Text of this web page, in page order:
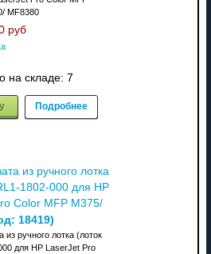
MF8380
руб
на складе: 7
Подробнее
из ручного лотка
1802-000 для HP
Color MFP M375/
18419)
из ручного лотка (лоток
для HP LaserJet Pro